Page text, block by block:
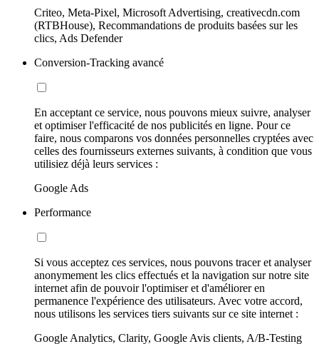
Criteo, Meta-Pixel, Microsoft Advertising, creativecdn.com
(RTBHouse), Recommandations de produits basées sur les
clics, Ads Defender
Conversion-Tracking avancé
En acceptant ce service, nous pouvons mieux suivre, analyser
et optimiser l'efficacité de nos publicités en ligne. Pour ce
faire, nous comparons vos données personnelles cryptées avec
celles des fournisseurs externes suivants, à condition que vous
utilisiez déjà leurs services :
Google Ads
Performance
Si vous acceptez ces services, nous pouvons tracer et analyser
anonymement les clics effectués et la navigation sur notre site
internet afin de pouvoir l'optimiser et d'améliorer en
permanence l'expérience des utilisateurs. Avec votre accord,
nous utilisons les services tiers suivants sur ce site internet :
Google Analytics, Clarity, Google Avis clients, A/B-Testing